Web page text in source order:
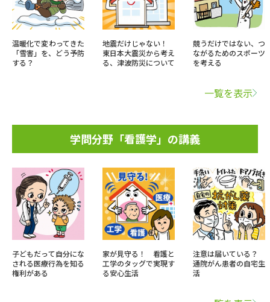
温暖化で変わってきた
「雪害」を、どう予防
する？
地震だけじゃない！
東日本大震災から考え
る、津波防災について
競うだけではない、つ
ながるためのスポーツ
を考える
一覧を表示
学問分野「看護学」の講義
子どもだって自分にな
される医療行為を知る
権利がある
家が見守る！ 看護と
工学のタッグで実現す
る安心生活
注意は届いている？
通院がん患者の自宅生
活